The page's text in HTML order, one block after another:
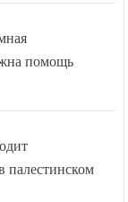
помощь
палестинском